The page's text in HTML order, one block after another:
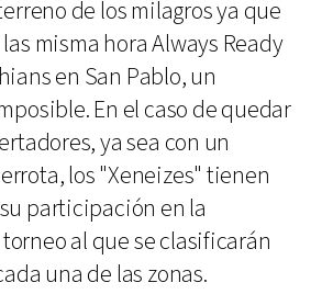
de los milagros ya que
misma hora Always Ready
en San Pablo, un
En el caso de quedar
ya sea con un
los "Xeneizes" tienen
participación en la
al que se clasificarán
una de las zonas.